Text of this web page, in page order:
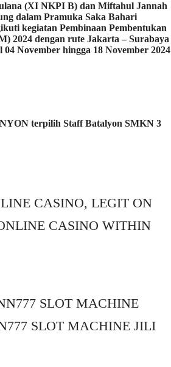
(XI NKPI B) dan Miftahul Jannah
dalam Pramuka Saka Bahari
kegiatan Pembinaan Pembentukan
2024 dengan rute Jakarta – Surabaya
04 November hingga 18 November 2024
terpilih Staff Batalyon SMKN 3
CASINO, LEGIT ON
CASINO WITHIN
SLOT MACHINE
SLOT MACHINE JILI